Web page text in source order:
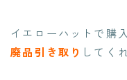
イエローハットで購
廃品引き取り してく